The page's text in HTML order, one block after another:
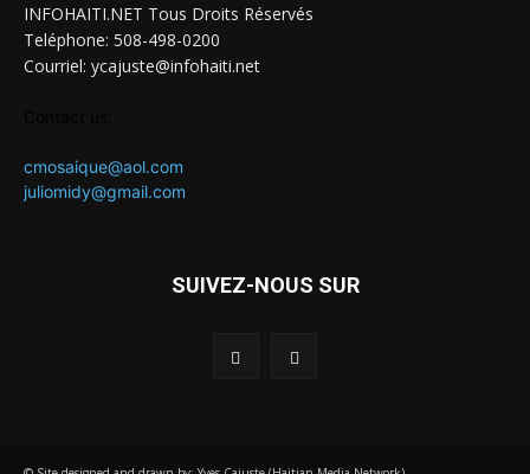
INFOHAITI.NET Tous Droits Réservés
Teléphone: 508-498-0200
Courriel: ycajuste@infohaiti.net
cmosaique@aol.com
juliomidy@gmail.com
SUIVEZ-NOUS SUR